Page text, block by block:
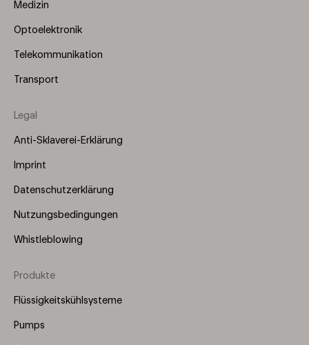
Medizin
Optoelektronik
Telekommunikation
Transport
Legal
Anti-Sklaverei-Erklärung
Imprint
Datenschutzerklärung
Nutzungsbedingungen
Whistleblowing
Footer
Menu
Produkte
Flüssigkeitskühlsysteme
Pumps